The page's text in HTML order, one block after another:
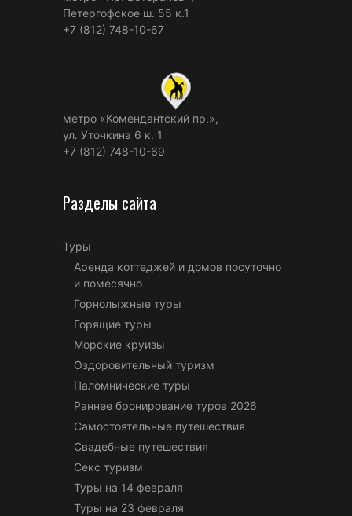
Петергофское ш. 55 к.1
+7 (812) 748-10-67
метро «Комендантский пр.»,
ул. Уточкина 6 к. 1
+7 (812) 748-10-69
Разделы сайта
Туры
Аренда коттеджей и домов посуточно
и помесячно
Горнолыжные туры
Горящие туры
Морские круизы
Оздоровительный туризм
Паломнические туры
Раннее бронирование туров 2026
Самостоятельные путешествия
Свадебные путешествия
Секс туризм
Туры на 14 февраля
Туры на 23 февраля